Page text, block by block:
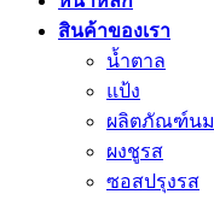
สินค้าของเรา
น้ำตาล
แป้ง
ผลิตภัณฑ์นม
ผงชูรส
ซอสปรุงรส